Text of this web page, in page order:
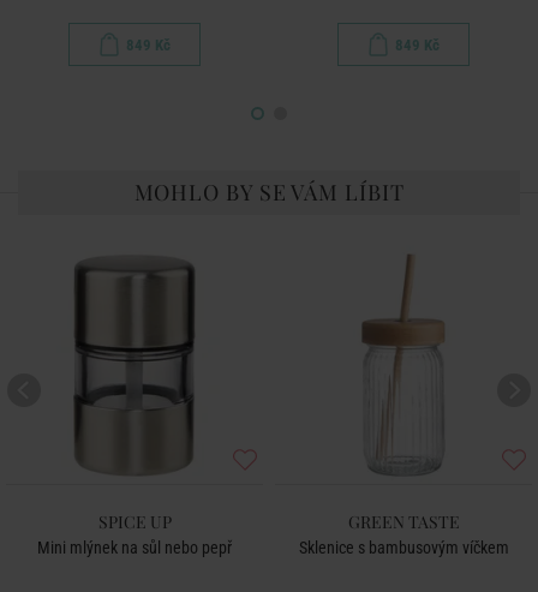
849 Kč 849 Kč
MOHLO BY SE VÁM LÍBIT
SPICE UP
Mini mlýnek na sůl nebo pepř
GREEN TASTE
Sklenice s bambusovým víčkem